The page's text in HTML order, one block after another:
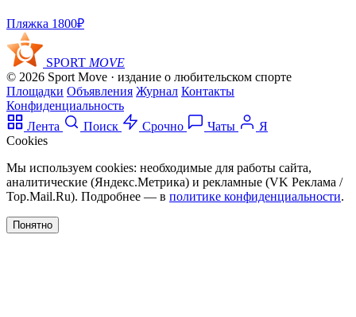
Пляжка 1800₽
SPORT MOVE
© 2026 Sport Move · издание о любительском спорте
Площадки Объявления Журнал Контакты
Конфиденциальность
Лента
Поиск Срочно Чаты
Я
Cookies
Мы используем cookies: необходимые для работы сайта,
аналитические (Яндекс.Метрика) и рекламные (VK Реклама /
Top.Mail.Ru). Подробнее — в политике конфиденциальности.
Понятно